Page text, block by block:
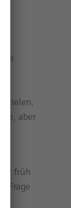
aber
früh
Frage